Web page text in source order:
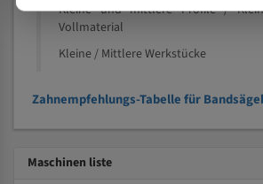
Kleine und mittlere Profile /
Vollmaterial
Kleine / Mittlere Werkstücke
Zahnempfehlungs-Tabelle für
Maschinen liste